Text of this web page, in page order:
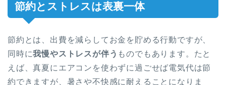
節約とストレスは表裏一体
節約とは、出費を減らしてお金を貯める行動ですが、
同時に我慢やストレスが伴う ものでもあります。たと
えば、真夏にエアコンを使わずに過ごせば電気代は節
約できますが、暑さや不快感に耐えることになりま